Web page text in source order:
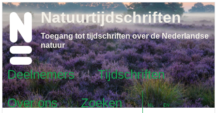
Deelnemers
Tijdschriften
Over ons
Zoeken NL EN
Natuurtijdschriften
Toegang tot tijdschriften over de Nederlandse
natuur